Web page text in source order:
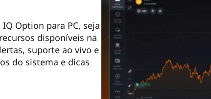
Option para PC, seja
disponíveis na
suporte ao vivo e
do sistema e dicas